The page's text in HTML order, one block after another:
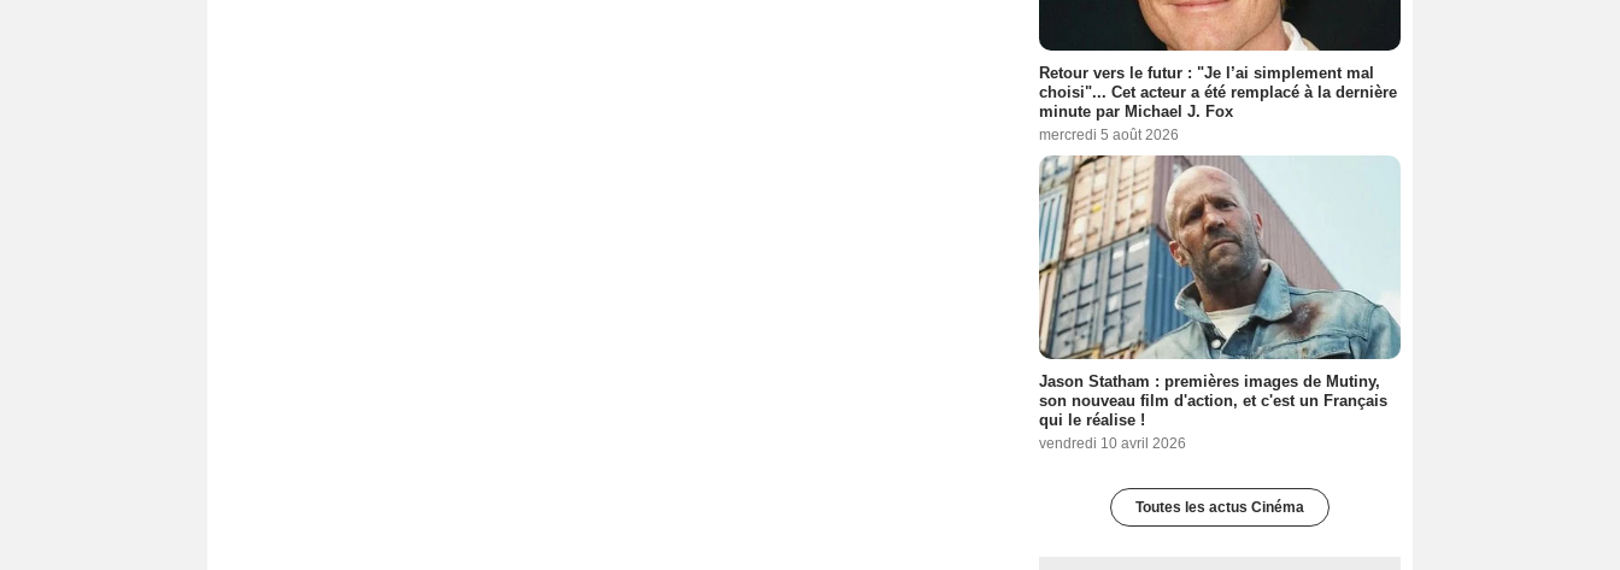
Retour vers le futur : "Je l’ai simplement mal
choisi"... Cet acteur a été remplacé à la dernière
minute par Michael J. Fox
mercredi 5 août 2026
Jason Statham : premières images de Mutiny,
son nouveau film d'action, et c'est un Français
qui le réalise !
vendredi 10 avril 2026
Toutes les actus Cinéma